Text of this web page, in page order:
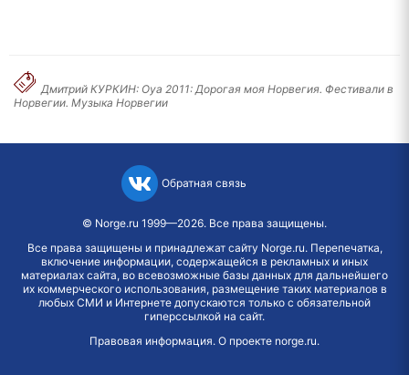
Дмитрий КУРКИН: Oya 2011: Дорогая моя Норвегия. Фестивали в
Норвегии. Mузыка Норвегии
Обратная связь
© Norge.ru 1999—2026. Все права защищены.
Все права защищены и принадлежат сайту Norge.ru. Перепечатка,
включение информации, содержащейся в рекламных и иных
материалах сайта, во всевозможные базы данных для дальнейшего
их коммерческого использования, размещение таких материалов в
любых СМИ и Интернете допускаются только с обязательной
гиперссылкой на сайт.
Правовая информация. О проекте norge.ru.